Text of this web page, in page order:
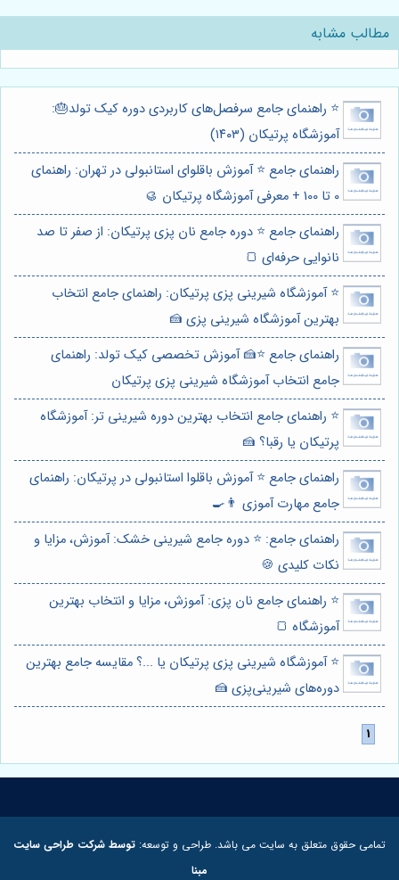
مطالب مشابه
⭐️ راهنمای جامع سرفصل‌های کاربردی دوره کیک تولد🎂:
آموزشگاه پرتیکان (۱۴۰۳)
راهنمای جامع ⭐️ آموزش باقلوای استانبولی در تهران: راهنمای
0 تا 100 + معرفی آموزشگاه پرتیکان 🥮
راهنمای جامع ⭐️ دوره جامع نان پزی پرتیکان: از صفر تا صد
نانوایی حرفه‌ای 🍞
⭐️ آموزشگاه شیرینی پزی پرتیکان: راهنمای جامع انتخاب
بهترین آموزشگاه شیرینی پزی 🍰
راهنمای جامع ⭐️🍰 آموزش تخصصی کیک تولد: راهنمای
جامع انتخاب آموزشگاه شیرینی پزی پرتیکان
⭐️ راهنمای جامع انتخاب بهترین دوره شیرینی تر: آموزشگاه
پرتیکان یا رقبا؟ 🍰
راهنمای جامع ⭐️ آموزش باقلوا استانبولی در پرتیکان: راهنمای
جامع مهارت آموزی 👨‍🍳
راهنمای جامع: ⭐️ دوره جامع شیرینی خشک: آموزش، مزایا و
نکات کلیدی 🍪
⭐️ راهنمای جامع نان پزی: آموزش، مزایا و انتخاب بهترین
آموزشگاه 🍞
⭐️ آموزشگاه شیرینی پزی پرتیکان یا ...؟ مقایسه جامع بهترین
دوره‌های شیرینی‌پزی 🍰
تمامی حقوق متعلق به سایت می باشد. طراحی و توسعه: توسط شرکت طراحی سایت
مبنا